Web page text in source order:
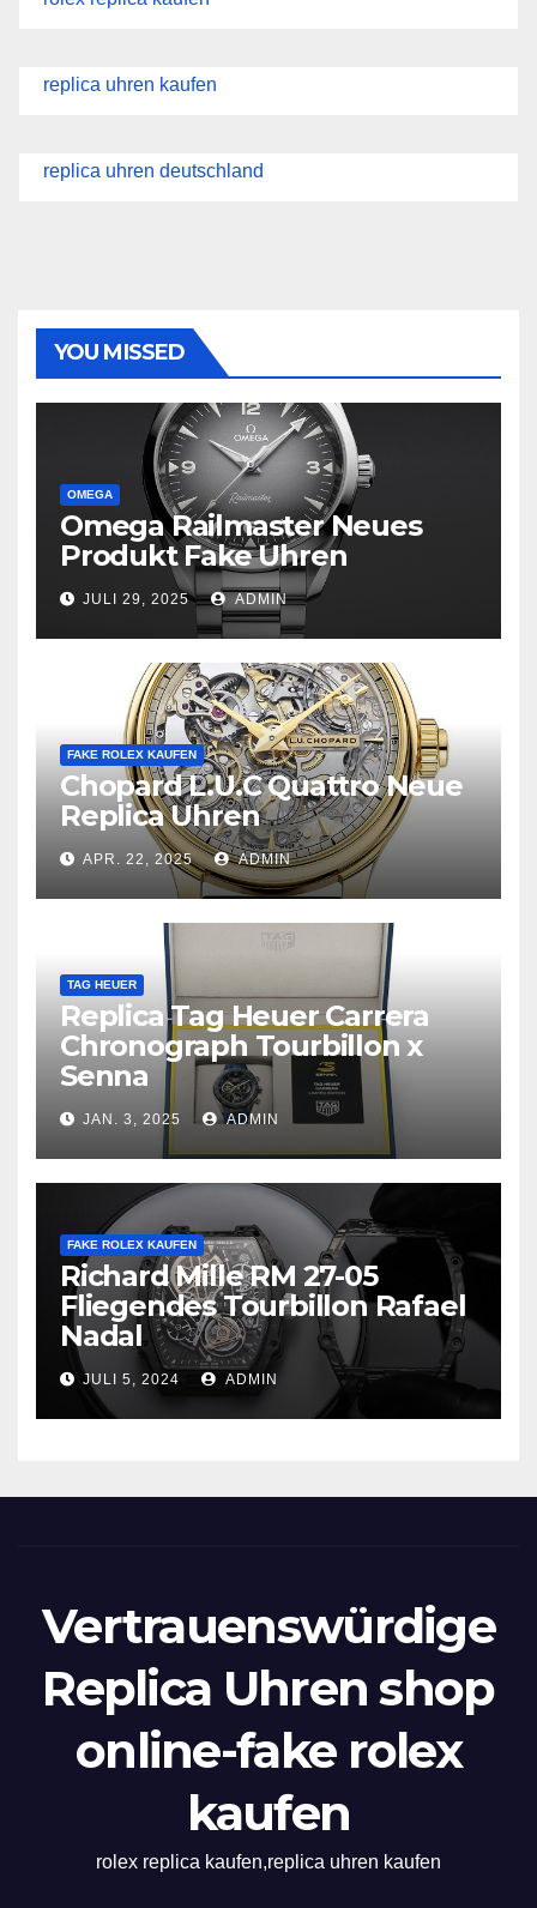
replica uhren kaufen
replica uhren deutschland
YOU MISSED
OMEGA
Omega Railmaster Neues
Produkt Fake Uhren
JULI 29, 2025 ADMIN
FAKE ROLEX KAUFEN
Chopard L.U.C Quattro Neue
Replica Uhren
APR. 22, 2025 ADMIN
TAG HEUER
Replica Tag Heuer Carrera
Chronograph Tourbillon x
Senna
JAN. 3, 2025 ADMIN
FAKE ROLEX KAUFEN
Richard Mille RM 27-05
Fliegendes Tourbillon Rafael
Nadal
JULI 5, 2024 ADMIN
Vertrauenswürdige
Replica Uhren shop
online-fake rolex
kaufen
rolex replica kaufen,replica uhren kaufen